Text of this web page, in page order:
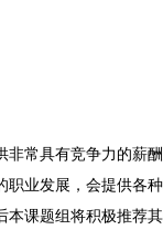
常具有竞争力的薪
业发展，会提供各
课题组将积极推荐